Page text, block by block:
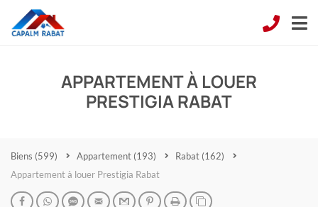
APPARTEMENT À LOUER
PRESTIGIA RABAT
Biens (599) Appartement (193) Rabat (162)
Appartement à louer Prestigia Rabat